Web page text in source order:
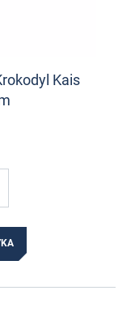
Kais